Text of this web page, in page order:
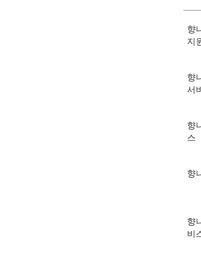
향
지
향
서
향
스
향
향
비